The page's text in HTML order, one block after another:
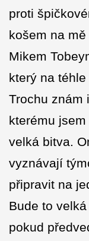
proti
košem na
Mikem
který na
Trochu znám
kterému
velká bitva.
vyznávají
připravit na
Bude to
pokud